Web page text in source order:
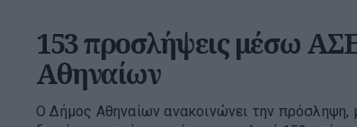
153 προσλήψεις μέσω
Αθηναίων
Ο Δήμος Αθηναίων ανακοινώνει την πρόσληψη,